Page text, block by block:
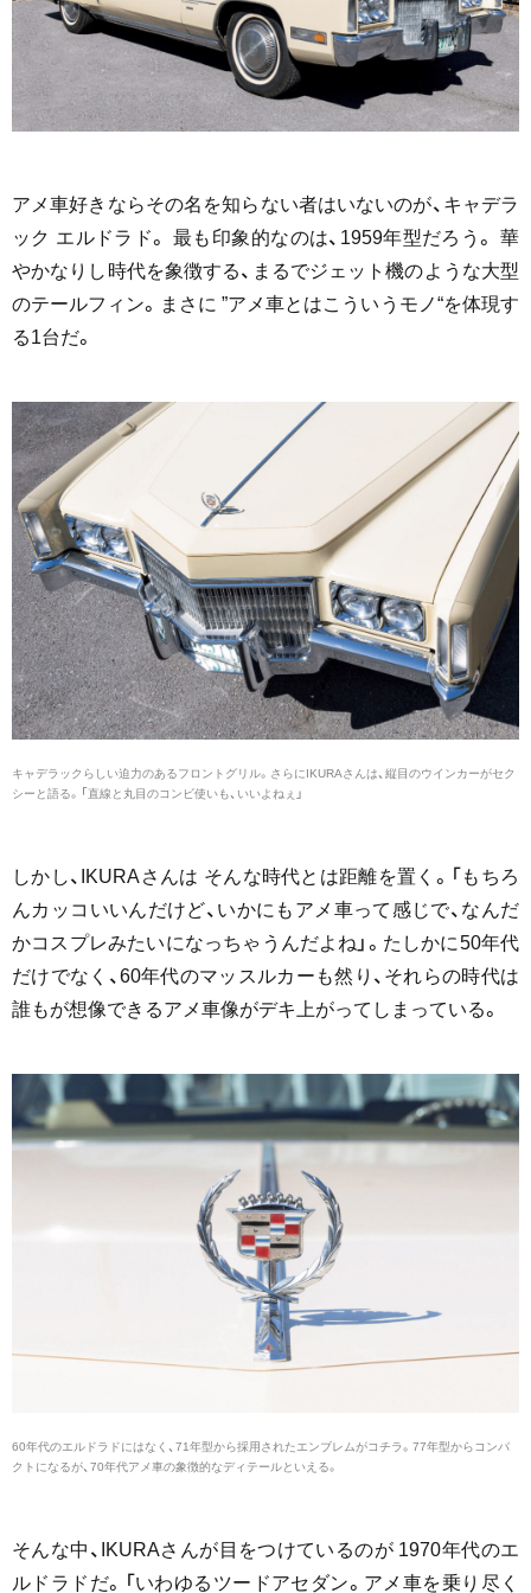
アメ車好きならその名を知らない者はいないのが、キャデラ
ック エルドラド。 最も印象的なのは、1959年型だろう。 華
やかなりし時代を象徴する、まるでジェット機のような大型
のテールフィン。まさに ”アメ車とはこういうモノ“を体現す
る1台だ。
キャデラックらしい迫力のあるフロントグリル。さらにIKURAさんは、縦目のウインカーがセク
シーと語る。「直線と丸目のコンビ使いも、いいよねぇ」
しかし、IKURAさんは そんな時代とは距離を置く。「もちろ
んカッコいいんだけど、いかにもアメ車って感じで、なんだ
かコスプレみたいになっちゃうんだよね」。たしかに50年代
だけでなく、60年代のマッスルカーも然り、それらの時代は
誰もが想像できるアメ車像がデキ上がってしまっている。
60年代のエルドラドにはなく、71年型から採用されたエンブレムがコチラ。77年型からコンパ
クトになるが、70年代アメ車の象徴的なディテールといえる。
そんな中、IKURAさんが目をつけているのが 1970年代のエ
ルドラドだ。「いわゆるツードアセダン。アメ車を乗り尽く